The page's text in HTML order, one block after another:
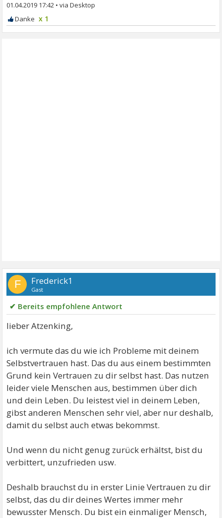
01.04.2019 17:42 •
x 1
F Frederick1
Gast
✔ Bereits empfohlene Antwort
lieber Atzenking,
ich vermute das du wie ich Probleme mit deinem
Selbstvertrauen hast. Das du aus einem bestimmten
Grund kein Vertrauen zu dir selbst hast. Das nutzen
leider viele Menschen aus, bestimmen über dich
und dein Leben. Du leistest viel in deinem Leben,
gibst anderen Menschen sehr viel, aber nur deshalb,
damit du selbst auch etwas bekommst.
Und wenn du nicht genug zurück erhältst, bist du
verbittert, unzufrieden usw.
Deshalb brauchst du in erster Linie Vertrauen zu dir
selbst, das du dir deines Wertes immer mehr
bewusster Mensch. Du bist ein einmaliger Mensch,